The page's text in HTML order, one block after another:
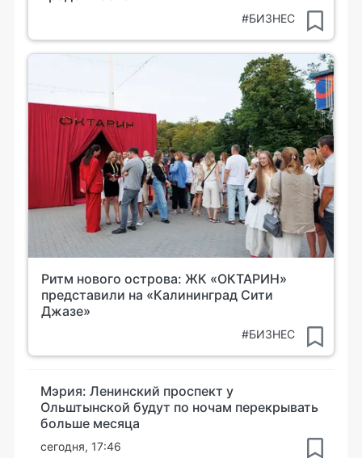
#БИЗНЕС
Ритм нового острова: ЖК «ОКТАРИН»
представили на «Калининград Сити
Джазе»
#БИЗНЕС
Мэрия: Ленинский проспект у
Ольштынской будут по ночам перекрывать
больше месяца
сегодня, 17:46